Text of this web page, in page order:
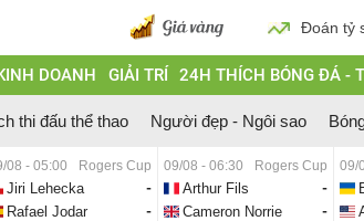
Đoán tỷ
DOANH GIẢI TRÍ 24H THÍCH BÓNG ĐÁ -
thi đấu thể thao Người đẹp - Ngôi sao
08 - 05:00 Rogers Cup
Jiri Lehecka
-
Rafael Jodar
-
09/08 - 06:30 Rogers Cup
Arthur Fils
-
Cameron Norrie
-
09/